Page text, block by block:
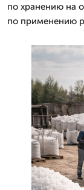
по хранению на
по применению